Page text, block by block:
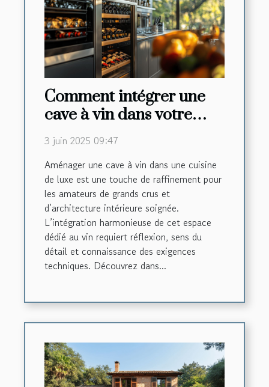
Comment intégrer une
cave à vin dans votre
cuisine de luxe
3 juin 2025 09:47
Aménager une cave à vin dans une cuisine
de luxe est une touche de raffinement pour
les amateurs de grands crus et
d’architecture intérieure soignée.
L’intégration harmonieuse de cet espace
dédié au vin requiert réflexion, sens du
détail et connaissance des exigences
techniques. Découvrez dans...